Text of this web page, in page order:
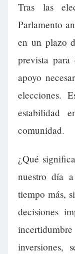
Tras las
Parlamento
en un plazo
prevista
apoyo
elecciones.
estabilidad
comunidad.
¿Qué
nuestro día
tiempo más,
decisiones
inversiones,